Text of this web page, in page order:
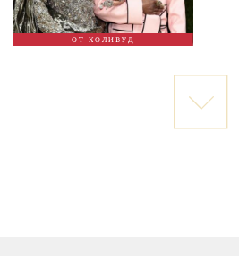
ОТ ХОЛИВУД